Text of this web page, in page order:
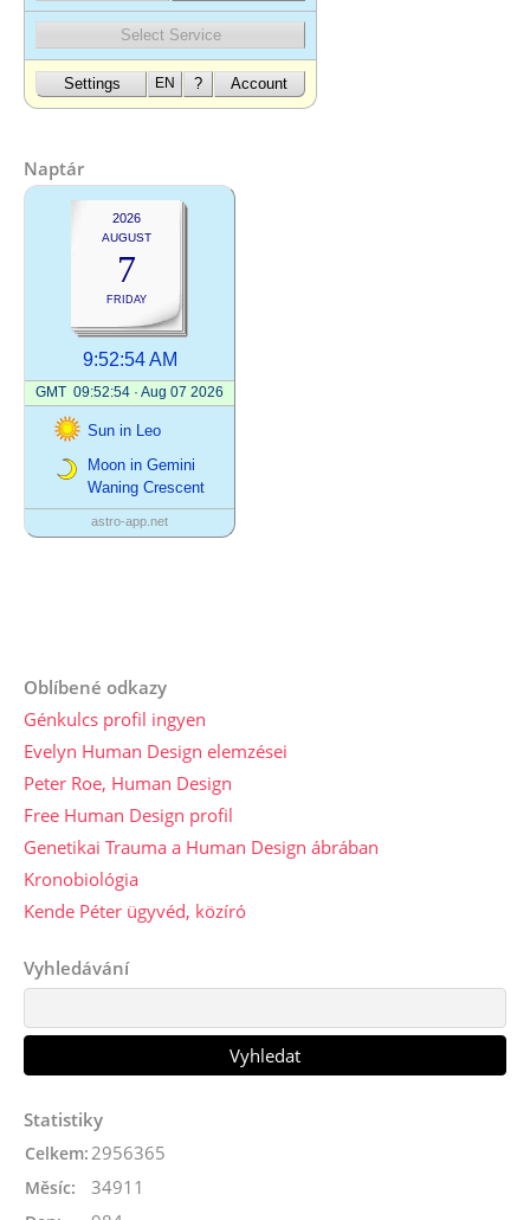
Naptár
Oblíbené odkazy
Génkulcs profil ingyen
Evelyn Human Design elemzései
Peter Roe, Human Design
Free Human Design profil
Genetikai Trauma a Human Design ábrában
Kronobiológia
Kende Péter ügyvéd, közíró
Vyhledávání
Statistiky
Celkem:2956365
Měsíc: 34911